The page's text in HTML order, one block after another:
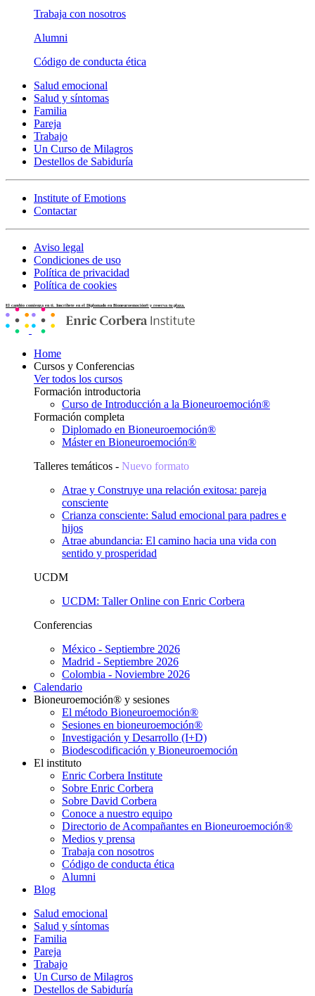
Trabaja con nosotros
Alumni
Código de conducta ética
Salud emocional
Salud y síntomas
Familia
Pareja
Trabajo
Un Curso de Milagros
Destellos de Sabiduría
Institute of Emotions
Contactar
Aviso legal
Condiciones de uso
Política de privacidad
Política de cookies
El cambio comienza en ti. Inscríbete en el Diplomado en Bioneuroemoción® y reserva tu plaza.
Home
Cursos y Conferencias
Ver todos los cursos
Formación introductoria
Curso de Introducción a la Bioneuroemoción®
Formación completa
Diplomado en Bioneuroemoción®
Máster en Bioneuroemoción®
Talleres temáticos - Nuevo formato
Atrae y Construye una relación exitosa: pareja
consciente
Crianza consciente: Salud emocional para padres e
hijos
Atrae abundancia: El camino hacia una vida con
sentido y prosperidad
UCDM
UCDM: Taller Online con Enric Corbera
Conferencias
México - Septiembre 2026
Madrid - Septiembre 2026
Colombia - Noviembre 2026
Calendario
Bioneuroemoción® y sesiones
El método Bioneuroemoción®
Sesiones en bioneuroemoción®
Investigación y Desarrollo (I+D)
Biodescodificación y Bioneuroemoción
El instituto
Enric Corbera Institute
Sobre Enric Corbera
Sobre David Corbera
Conoce a nuestro equipo
Directorio de Acompañantes en Bioneuroemoción®
Medios y prensa
Trabaja con nosotros
Código de conducta ética
Alumni
Blog
Salud emocional
Salud y síntomas
Familia
Pareja
Trabajo
Un Curso de Milagros
Destellos de Sabiduría